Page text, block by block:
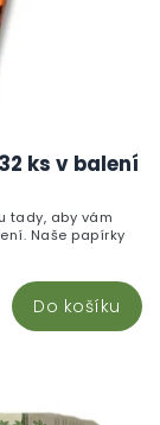
ks v balení
Do košíku
tady, aby vám
Naše papírky